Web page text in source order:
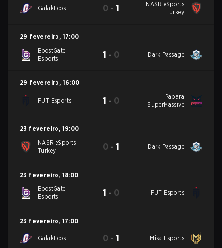
Galakticos 0 -1
NASR eSports
Turkey
29 fevereiro , 17:00
BoostGate
Esports
1 - 0 Dark Passage
29 fevereiro , 16:00
FUT Esports 1 - 0
Papara
SuperMassive
23 fevereiro , 19:00
NASR eSports
Turkey
0 -1 Dark Passage
23 fevereiro , 18:00
BoostGate
Esports
1 - 0 FUT Esports
23 fevereiro , 17:00
Galakticos 0 -1 Misa Esports